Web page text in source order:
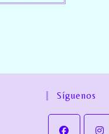
Síguenos